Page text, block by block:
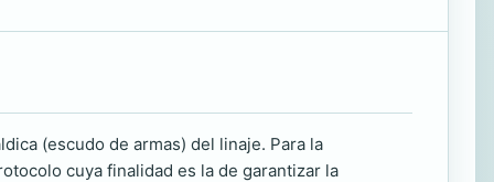
(escudo de armas) del linaje. Para la
cuya finalidad es la de garantizar la